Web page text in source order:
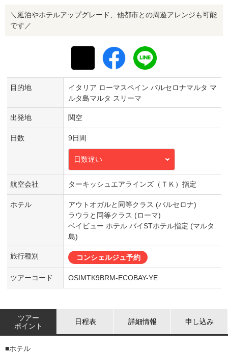
＼延泊やホテルアップグレード、他都市との周遊アレンジも可能
です／
目的地
イタリア ローマスペイン バルセロナマルタ マ
ルタ島マルタ スリーマ
出発地 関空
日数 9日間
日数違い
航空会社 ターキッシュエアラインズ（ＴＫ）指定
ホテル
アウトオガルと同等クラス (バルセロナ)
ラウラと同等クラス (ローマ)
ベイビュー ホテル バイSTホテル指定 (マルタ
島)
旅行種別 コンシェルジュ予約
ツアーコード OSIMTK9BRM-ECOBAY-YE
ツアー
ポイント
日程表 詳細情報 申し込み
■ホテル